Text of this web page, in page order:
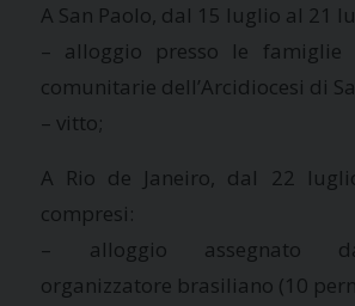
A San Paolo, dal 15 luglio al 21
– alloggio presso le
comunitarie dell’Arcidiocesi di
– vitto;
A Rio de Janeiro, dal 22
compresi:
– alloggio assegnato
organizzatore brasiliano (10